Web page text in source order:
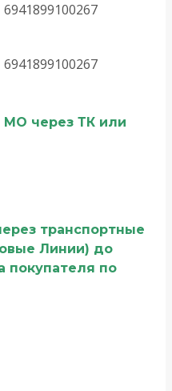
6941899100267
6941899100267
МО через ТК или
транспортные
Линии) до
покупателя по